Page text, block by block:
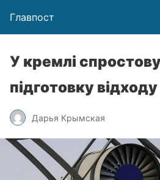
Главпост
У кремлі
підготовку
Дарья Крымская